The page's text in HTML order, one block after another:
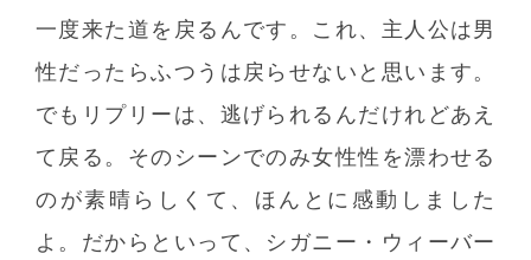
一度来た道を戻るんです。これ、主人公は男
性だったらふつうは戻らせないと思います。
でもリプリーは、逃げられるんだけれどあえ
て戻る。そのシーンでのみ女性性を漂わせる
のが素晴らしくて、ほんとに感動しました
よ。だからといって、シガニー・ウィーバー